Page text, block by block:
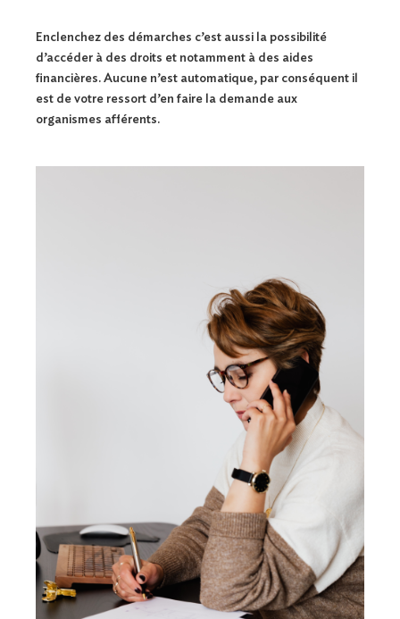
Enclenchez des démarches c’est aussi la possibilité
d’accéder à des droits et notamment à des aides
financières. Aucune n’est automatique, par conséquent il
est de votre ressort d’en faire la demande aux
organismes afférents.